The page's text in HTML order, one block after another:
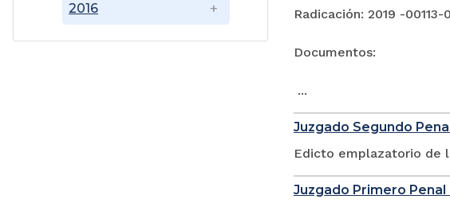
2016 Radicación: 2019 -00113-
Documentos:
...
Juzgado Segundo
Edicto emplazatorio de
Juzgado Primero